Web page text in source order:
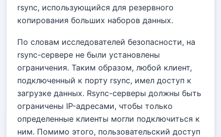
rsync, использующийся для резервного
копирования больших наборов данных.
По словам исследователей безопасности, на
rsync-сервере не были установлены
ограничения. Таким образом, любой клиент,
подключенный к порту rsync, имел доступ к
загрузке данных. Rsync-серверы должны быть
ограничены IP-адресами, чтобы только
определенные клиенты могли подключиться к
ним. Помимо этого, пользовательский доступ